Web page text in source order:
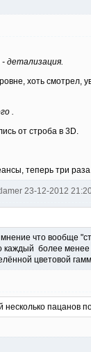
детализация.
хоть смотрел,
.
от строба в 3D.
теперь три раза
23-12-2012
что вообще
каждый более
цветовой
пацанов